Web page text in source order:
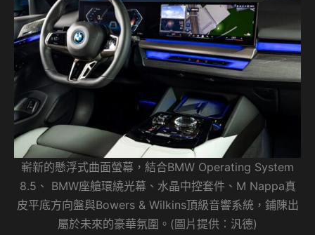
嶄新的懸浮式曲面螢幕，結合BMW Operating System
8.5、 BMW座艙環繞光幕、水晶中控套件、M Nappa真
皮平底方向盤與Bowers & Wilkins頂級音響系統，鋪陳出
屬於未來的豪華氛圍。(圖片提供：汎德)